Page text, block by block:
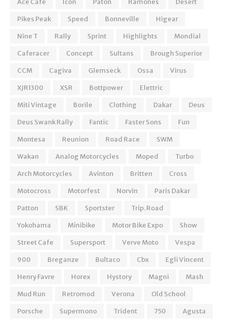
Ace Cafe
Icon Paton Ramones
Desert
Pikes Peak
Speed Bonneville
Higear
Nine T
Rally Sprint Highlights
Mondial
Caferacer
Concept Sultans
Brough Superior
CCM
Cagiva Glemseck Ossa
Virus
XJR1300
XSR Bottpower
Elettric
Miti Vintage
Borile Clothing Dakar
Deus
Deus Swank Rally
Fantic Faster Sons
Fun
Montesa
Reunion Road Race
SWM
Wakan
Analog Motorcycles Moped
Turbo
Arch Motorcycles
Avinton Britten
Cross
Motocross
Motorfest Norvin
Paris Dakar
Patton
SBK Sportster
Trip. Road
Yokohama
Minibike Motor Bike Expo
Show
Street Cafe
Supersport Verve Moto
Vespa
900
Breganze Bultaco Cbx
Egli Vincent
Henry Favre
Horex Hystory Magni
Mash
Mud Run
Retromod Verona
Old School
Porsche
Supermono Trident 750 Agusta